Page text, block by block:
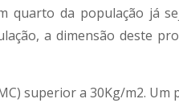
quarto da população já
a dimensão deste
superior a 30Kg/m2.